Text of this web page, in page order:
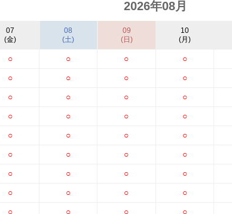
2026年08月
07
(金)
○
○
○
○
○
○
○
○
○
08
(土)
○
○
○
○
○
○
○
○
○
09
(日)
○
○
○
○
○
○
○
○
○
10
(月)
○
○
○
○
○
○
○
○
○